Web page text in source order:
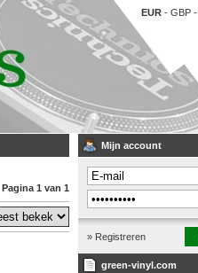
EUR - GBP -
Pagina 1 van 1
Mijn account
» Registreren
green-vinyl.com